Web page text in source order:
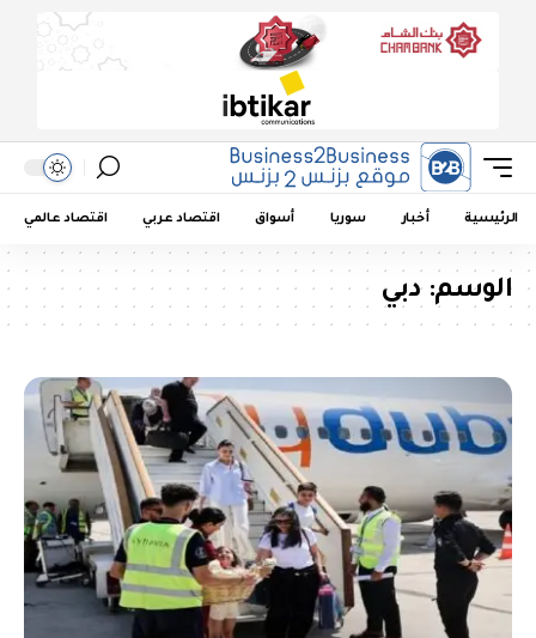
الرئيسية أخبار سوريا أسواق اقتصاد عربي اقتصاد عالمي
الوسم:دبي